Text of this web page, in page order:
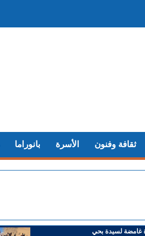
بانوراما الأسرة ثقافة وفنون
غامضة لسيدة بحي